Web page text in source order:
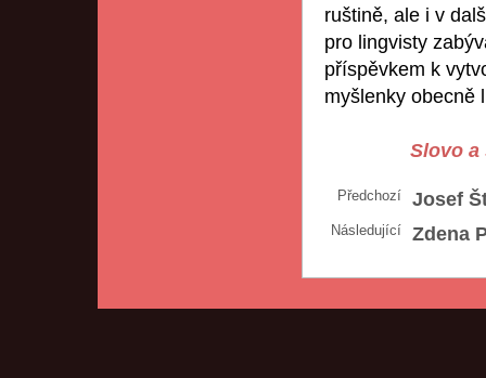
ruštině, ale i v
pro lingvisty
příspěvkem k
myšlenky obecně
Slovo a
Předchozí Josef
Následující Zdena